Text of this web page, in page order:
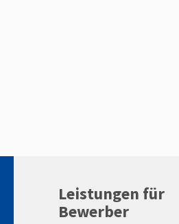
Leistungen für
Bewerber